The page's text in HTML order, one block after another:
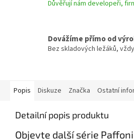
Důvěřují nám developeři,
Dovážíme přímo od
Bez skladových ležáků,
Popis Diskuze Značka Ostatní
Detailní popis produktu
Objevte další série Paffoni